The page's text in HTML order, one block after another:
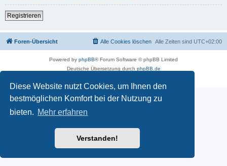
Diese Website nutzt Cookies, um Ihnen den
bestmöglichen Komfort bei der Nutzung zu
bieten. Mehr erfahren
Verstanden!
Registrieren
Foren-Übersicht Alle Zeiten sind UTC+02:00
Alle Cookies löschen
Powered by phpBB® Forum Software © phpBB Limited
Deutsche Übersetzung durch phpBB.de